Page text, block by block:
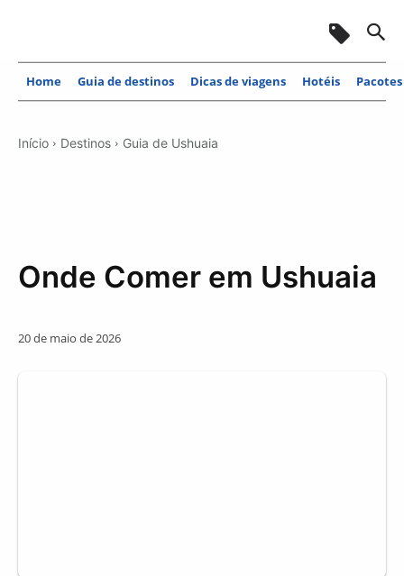
Home Guia de destinos Dicas de viagens Hotéis Pacotes
Início Destinos Guia de Ushuaia
Onde Comer em Ushuaia
20 de maio de 2026